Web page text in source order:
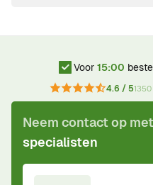
Voor 15:00
4.6 / 5
Neem contact op
specialisten